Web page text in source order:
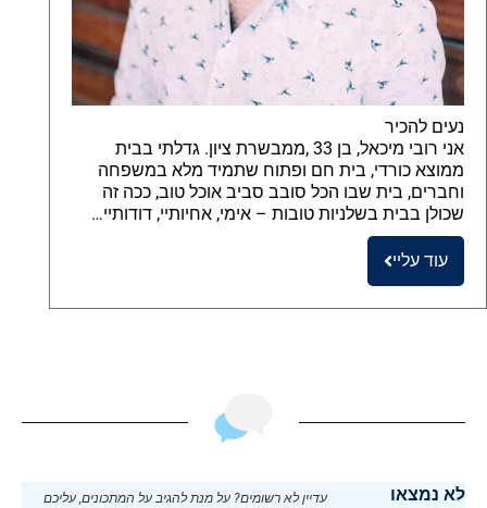
נעים להכיר
אני רובי מיכאל, בן 33 ,ממבשרת ציון. גדלתי בבית
ממוצא כורדי, בית חם ופתוח שתמיד מלא במשפחה
וחברים, בית שבו הכל סובב סביב אוכל טוב, ככה זה
שכולן בבית בשלניות טובות – אימי, אחיותיי, דודותיי…
עוד עליי
לא נמצאו
עדיין לא רשומים? על מנת להגיב על המתכונים, עליכם